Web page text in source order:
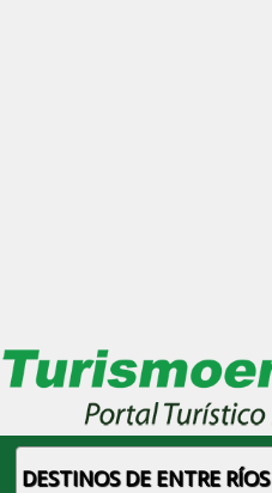
DESTINOS DE ENTRE RÍOS